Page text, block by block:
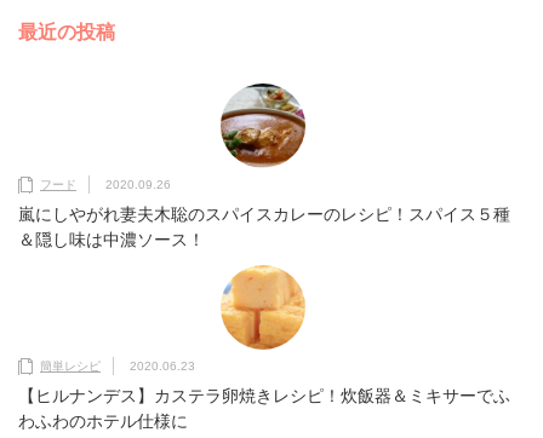
最近の投稿
フード 2020.09.26
嵐にしやがれ妻夫木聡のスパイスカレーのレシピ！スパイス５種
＆隠し味は中濃ソース！
簡単レシピ 2020.06.23
【ヒルナンデス】カステラ卵焼きレシピ！炊飯器＆ミキサーでふ
わふわのホテル仕様に